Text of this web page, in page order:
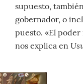
supuesto,
gobernador, o
puesto. «El poder
nos explica en